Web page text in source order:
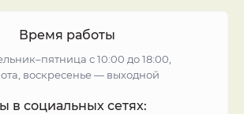
Время работы
с 10:00 до 18:00,
воскресенье — выходной
в социальных сетях: